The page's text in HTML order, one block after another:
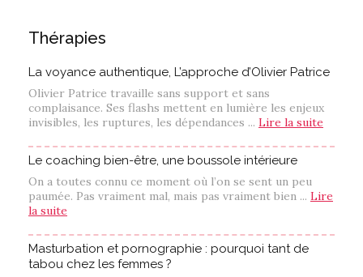
Thérapies
La voyance authentique, L’approche d’Olivier Patrice
Olivier Patrice travaille sans support et sans
complaisance. Ses flashs mettent en lumière les enjeux
invisibles, les ruptures, les dépendances ... Lire la suite
Le coaching bien-être, une boussole intérieure
On a toutes connu ce moment où l’on se sent un peu
paumée. Pas vraiment mal, mais pas vraiment bien ... Lire
la suite
Masturbation et pornographie : pourquoi tant de
tabou chez les femmes ?